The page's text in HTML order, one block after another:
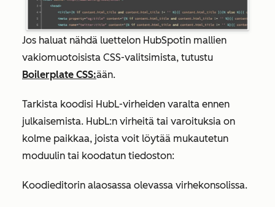
Jos haluat nähdä luettelon HubSpotin mallien
vakiomuotoisista CSS-valitsimista, tutustu
Boilerplate CSS:ään.
Tarkista koodisi HubL-virheiden varalta ennen
julkaisemista. HubL:n virheitä tai varoituksia on
kolme paikkaa, joista voit löytää mukautetun
moduulin tai koodatun tiedoston:
Koodieditorin alaosassa olevassa virhekonsolissa.